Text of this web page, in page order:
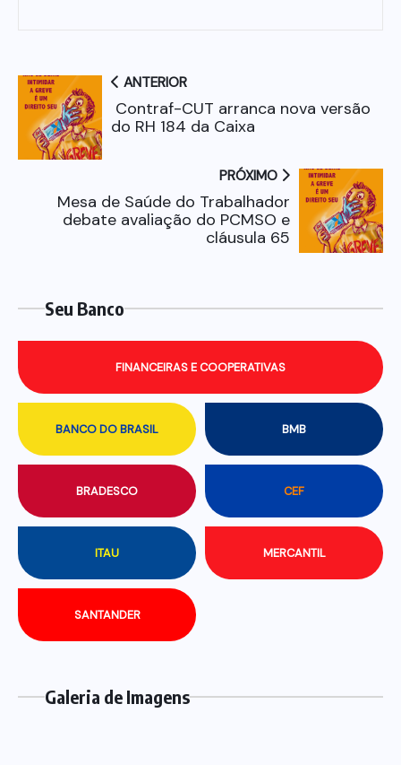
ANTERIOR
Contraf-CUT arranca nova versão
do RH 184 da Caixa
PRÓXIMO
Mesa de Saúde do Trabalhador
debate avaliação do PCMSO e
cláusula 65
Seu Banco
BANCO DO BRASIL BMB
BRADESCO CEF
FINANCEIRAS E COOPERATIVAS
ITAU MERCANTIL
SANTANDER
Galeria de Imagens